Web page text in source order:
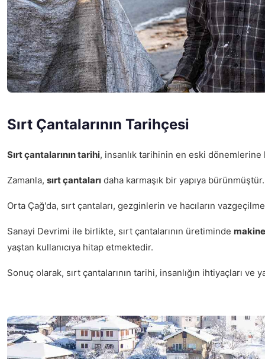
Sırt Çantalarının Tarihçesi
Sırt çantalarının tarihi, insanlık tarihinin en eski dönemlerine
Zamanla, sırt çantaları daha karmaşık bir yapıya
Orta Çağ'da, sırt çantaları, gezginlerin ve hacıların
Sanayi Devrimi ile birlikte, sırt çantalarının üretiminde
yaştan kullanıcıya hitap etmektedir.
Sonuç olarak, sırt çantalarının tarihi, insanlığın ihtiyaçları